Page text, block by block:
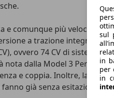
sul
in
per
in
comunque più veloce
a trazione integrale?
ovvero 74 CV di sistema
nota dalla Model 3
e coppia. Inoltre, la
già senza esitazioni.